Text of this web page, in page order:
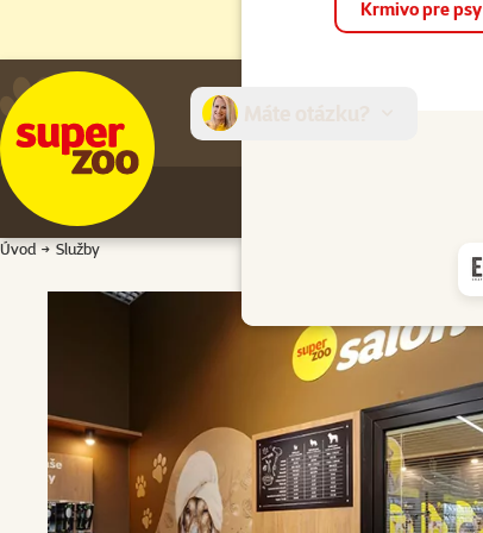
Krmivo pre psy
Úvod Služby